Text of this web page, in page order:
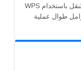
WPS المرفوع أثناء النقل باستخدام HTTPS/TLS، ويُعالَج في
طوال عملية